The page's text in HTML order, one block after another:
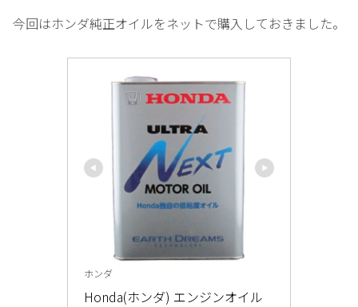
今回はホンダ純正オイルをネットで購入しておきました。
ホンダ
Honda(ホンダ) エンジンオイル